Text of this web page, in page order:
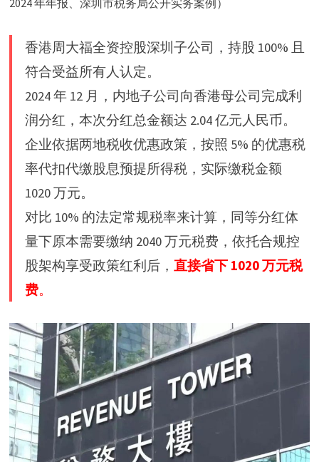
香港周大福全资控股深圳子公司，持股 100% 且
符合受益所有人认定。
2024 年 12 月，内地子公司向香港母公司完成利
润分红，本次分红总金额达 2.04 亿元人民币。
企业依据两地税收优惠政策，按照 5% 的优惠税
率代扣代缴股息预提所得税，实际缴税金额
1020 万元。
对比 10% 的法定常规税率来计算，同等分红体
量下原本需要缴纳 2040 万元税费，依托合规控
股架构享受政策红利后， 直接省下 1020 万元税
费。